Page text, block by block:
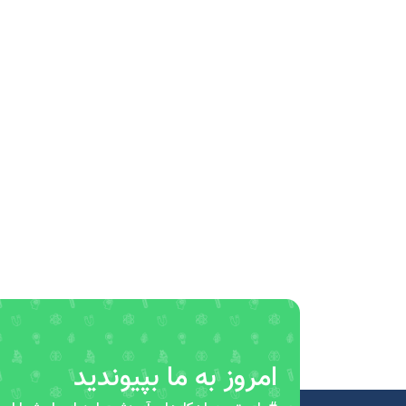
امروز به ما بپیوندید